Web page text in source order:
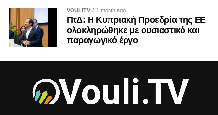
VOULITV 1 month ago
ΠτΔ: Η Κυπριακή Προεδρία της ΕΕ
ολοκληρώθηκε με ουσιαστικό και
παραγωγικό έργο